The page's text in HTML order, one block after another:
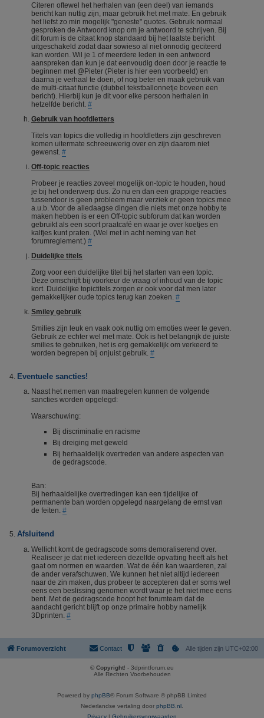
Citeren oftewel het herhalen van (een deel) van iemands
bericht kan nuttig zijn, maar gebruik het met mate. En gebruik
het liefst zo min mogelijk "geneste" quotes. Gebruik normaal
gesproken de Antwoord knop om je antwoord te schrijven. Bij
dit forum is de citaat knop standaard bij het laatste bericht
uitgeschakeld zodat daar sowieso al niet onnodig geciteerd
kan worden. Wil je 1 of meerdere leden in een antwoord
aanspreken dan kun je dat eenvoudig doen door je reactie te
beginnen met @Pieter (Pieter is hier een voorbeeld) en
daarna je verhaal te doen, of nog beter en maak gebruik van
de multi-citaat functie (dubbel tekstballonnetje boveen een
bericht). Hierbij kun je dit voor elke persoon herhalen in
hetzelfde bericht. #
Gebruik van hoofdletters
Titels van topics die volledig in hoofdletters zijn geschreven
komen uitermate schreeuwerig over en zijn daarom niet
gewenst. #
Off-topic reacties
Probeer je reacties zoveel mogelijk on-topic te houden, houd
je bij het onderwerp dus. Zo nu en dan een grappige reacties
tussendoor is geen probleem maar verziek er geen topics mee
a.u.b. Voor de alledaagse dingen die niets met onze hobby te
maken hebben is er een Off-topic subforum dat kan worden
gebruikt als een soort praatcafé en waar je over koetjes en
kalfjes kunt praten. (Wel met in acht neming van het
forumreglement.) #
Duidelijke titels
Zorg voor een duidelijke titel bij het starten van een topic.
Deze omschrijft bij voorkeur de vraag of inhoud van de topic
kort. Duidelijke topictitels zorgen er ook voor dat men later
gemakkelijker oude topics terug kan zoeken. #
Smiley gebruik
Smilies zijn leuk en vaak ook nuttig om emoties weer te geven.
Gebruik ze echter wel met mate. Ook is het belangrijk de juiste
smilies te gebruiken, het is erg gemakkelijk om verkeerd te
worden begrepen bij onjuist gebruik. #
Eventuele sancties!
Naast het nemen van maatregelen kunnen de volgende
sancties worden opgelegd:
Waarschuwing:
Bij discriminatie en racisme
Bij dreiging met geweld
Bij herhaaldelijk overtreden van andere aspecten van
de gedragscode.
Ban:
Bij herhaaldelijke overtredingen kan een tijdelijke of
permanente ban worden opgelegd naargelang de ernst van
de feiten. #
Afsluitend
Wellicht komt de gedragscode soms demoraliserend over.
Realiseer je dat niet iedereen dezelfde opvatting heeft als het
gaat om normen en waarden. Wat de één kan waarderen, zal
de ander verafschuwen. We kunnen het niet altijd iedereen
naar de zin maken, dus probeer te accepteren dat er soms wel
eens een beslissing genomen wordt waar je het niet mee eens
bent. Met de gedragscode hoopt het forumteam dat de
aandacht gericht blijft op onze primaire hobby namelijk
3Dprinten. #
Forumoverzicht Alle tijden zijn UTC+02:00
Contact
© Copyright! - 3dprintforum.eu
Alle Rechten Voorbehouden
Powered by phpBB® Forum Software © phpBB Limited
Nederlandse vertaling door phpBB.nl
Privacy | Gebruikersvoorwaarden